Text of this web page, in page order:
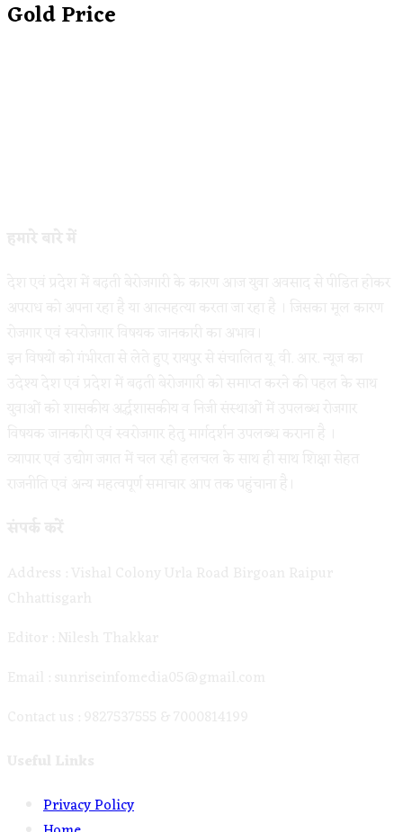
Gold Price
Privacy PolicyOpens